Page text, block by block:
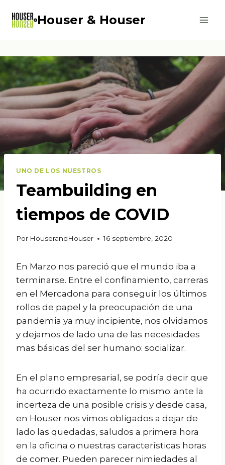
Houser & Houser
UNO DE LOS NUESTROS
Teambuilding en
tiempos de COVID
Por HouserandHouser 16 septiembre, 2020
En Marzo nos pareció que el mundo iba a
terminarse. Entre el confinamiento, carreras
en el Mercadona para conseguir los últimos
rollos de papel y la preocupación de una
pandemia ya muy incipiente, nos olvidamos
y dejamos de lado una de las necesidades
mas básicas del ser humano: socializar.
En el plano empresarial, se podría decir que
ha ocurrido exactamente lo mismo: ante la
incerteza de una posible crisis y desde casa,
en Houser nos vimos obligados a dejar de
lado las quedadas, saludos a primera hora
en la oficina o nuestras características horas
de comer. Pueden parecer nimiedades al